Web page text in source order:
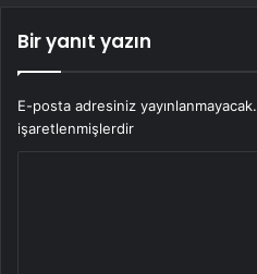
Bir yanıt yazın
E-posta adresiniz yayınlanmayacak.
işaretlenmişlerdir